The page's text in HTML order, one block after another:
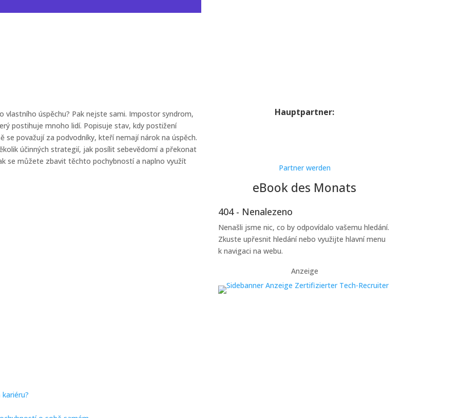
úspěchu? Pak nejste sami. Impostor syndrom,
postihuje mnoho lidí. Popisuje stav, kdy postižení
se považují za podvodníky, kteří nemají nárok na úspěch.
účinných strategií, jak posílit sebevědomí a překonat
se můžete zbavit těchto pochybností a naplno využít
Hauptpartner:
Partner werden
eBook des Monats
404 - Nenalezeno
Nenašli jsme nic, co by odpovídalo vašemu hledání.
Zkuste upřesnit hledání nebo využijte hlavní menu
k navigaci na webu.
Anzeige